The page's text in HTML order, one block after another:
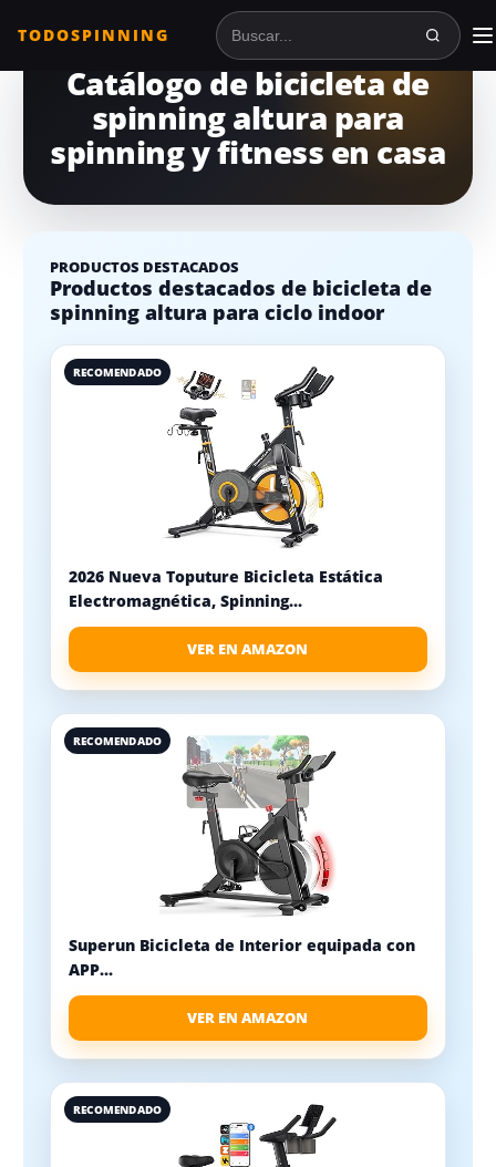
TODOSPINNING Buscar en TodoSpinning
Catálogo de bicicleta de
spinning altura para
spinning y fitness en casa
PRODUCTOS DESTACADOS
Productos destacados de bicicleta de
spinning altura para ciclo indoor
RECOMENDADO
2026 Nueva Toputure Bicicleta Estática
Electromagnética, Spinning...
VER EN AMAZON
RECOMENDADO
Superun Bicicleta de Interior equipada con
APP...
VER EN AMAZON
RECOMENDADO